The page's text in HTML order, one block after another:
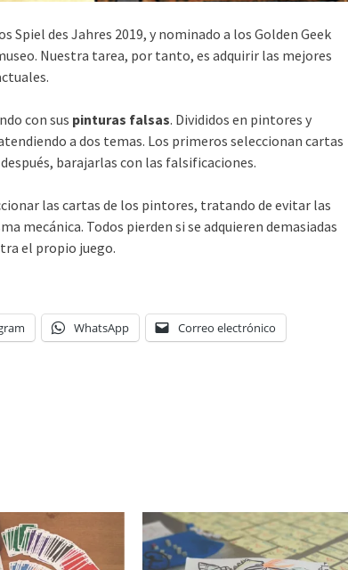
Spiel des Jahres 2019, y nominado a los Golden Geek
Nuestra tarea, por tanto, es adquirir las mejores
con sus pinturas falsas. Divididos en pintores y
a dos temas. Los primeros seleccionan cartas
barajarlas con las falsificaciones.
las cartas de los pintores, tratando de evitar las
mecánica. Todos pierden si se adquieren demasiadas
el propio juego.
WhatsApp Correo electrónico